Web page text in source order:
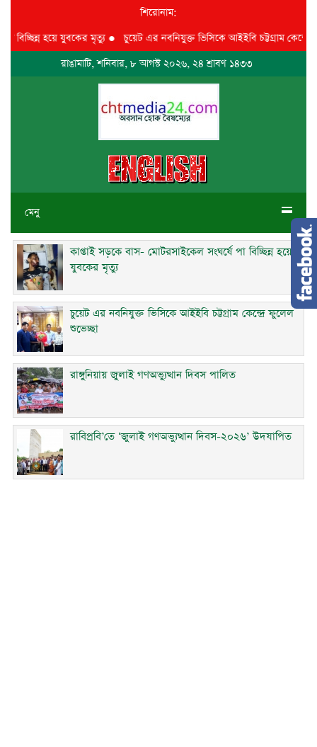
শিরোনাম:
হয়ে যুবকের মৃত্যু●চুয়েট এর নবনিযুক্ত ভিসিকে আইইবি চট্টগ্রাম কেন্দ্রে
রাঙামাটি, শনিবার, ৮ আগস্ট ২০২৬, ২৪ শ্রাবণ ১৪৩৩
মেনু
কাপ্তাই সড়কে বাস- মোটরসাইকেল সংঘর্ষে পা বিচ্ছিন্ন হয়ে
যুবকের মৃত্যু
চুয়েট এর নবনিযুক্ত ভিসিকে আইইবি চট্টগ্রাম কেন্দ্রে ফুলেল
শুভেচ্ছা
রাঙ্গুনিয়ায় জুলাই গণঅভ্যুত্থান দিবস পালিত
রাবিপ্রবি’তে ‘জুলাই গণঅভ্যুত্থান দিবস-২০২৬’ উদযাপিত